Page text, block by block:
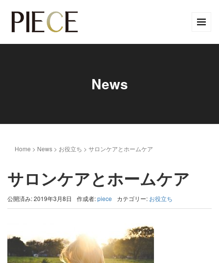
News
Home > News > お役立ち > サロンケアとホームケア
サロンケアとホームケア
公開済み: 2019年3月8日 作成者:piece カテゴリー: お役立ち